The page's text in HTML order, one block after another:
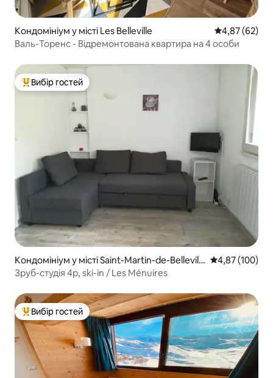
Кондомініум у місті Les Belleville Середня
4,87 (62)
Валь-Торенс - Відремонтована квартира на 4 особи
Топ вибір гостей
Вибір гостей
Кондомініум у місті Saint-Martin-de-Bellevill
e
Середня
4,87 (100)
Зруб-студія 4p, ski-in / Les Ménuires
Топ вибір гостей
Вибір гостей